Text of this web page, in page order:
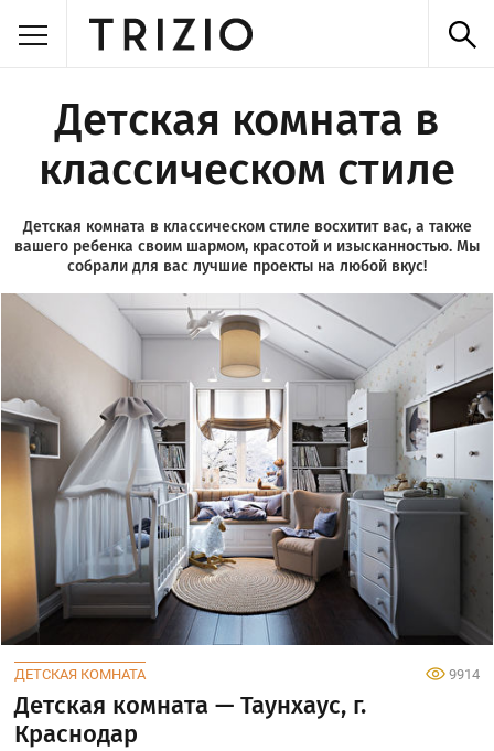
Детская комната в
классическом стиле
Детская комната в классическом стиле восхитит вас, а также
вашего ребенка своим шармом, красотой и изысканностью. Мы
собрали для вас лучшие проекты на любой вкус!
ДЕТСКАЯ КОМНАТА 9914
Детская комната — Таунхаус, г.
Краснодар